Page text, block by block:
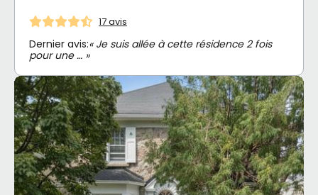
17 avis
Dernier avis:« Je suis allée à cette résidence 2 fois
pour une … »